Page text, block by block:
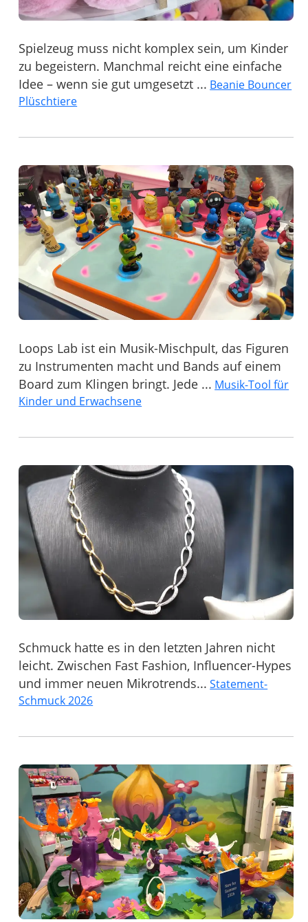
Spielzeug muss nicht komplex sein, um Kinder
zu begeistern. Manchmal reicht eine einfache
Idee – wenn sie gut umgesetzt ... Beanie Bouncer
Plüschtiere
Loops Lab ist ein Musik-Mischpult, das Figuren
zu Instrumenten macht und Bands auf einem
Board zum Klingen bringt. Jede ... Musik-Tool für
Kinder und Erwachsene
Schmuck hatte es in den letzten Jahren nicht
leicht. Zwischen Fast Fashion, Influencer-Hypes
und immer neuen Mikrotrends... Statement-
Schmuck 2026